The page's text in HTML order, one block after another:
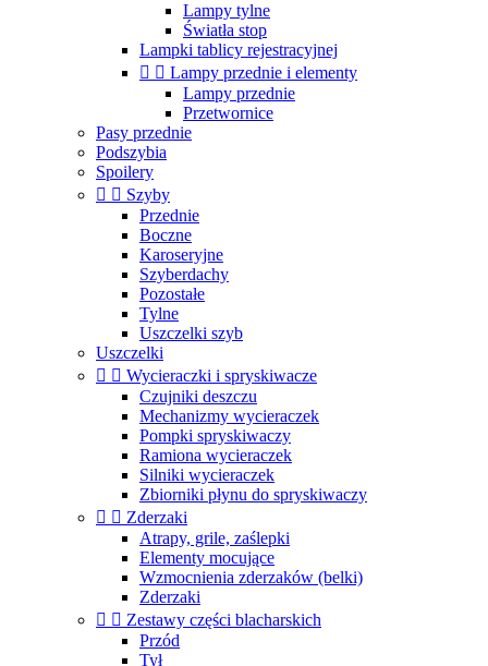
Lampy tylne
Światła stop
Lampki tablicy rejestracyjnej
  Lampy przednie i elementy
Lampy przednie
Przetwornice
Pasy przednie
Podszybia
Spoilery
  Szyby
Przednie
Boczne
Karoseryjne
Szyberdachy
Pozostałe
Tylne
Uszczelki szyb
Uszczelki
  Wycieraczki i spryskiwacze
Czujniki deszczu
Mechanizmy wycieraczek
Pompki spryskiwaczy
Ramiona wycieraczek
Silniki wycieraczek
Zbiorniki płynu do spryskiwaczy
  Zderzaki
Atrapy, grile, zaślepki
Elementy mocujące
Wzmocnienia zderzaków (belki)
Zderzaki
  Zestawy części blacharskich
Przód
Tył